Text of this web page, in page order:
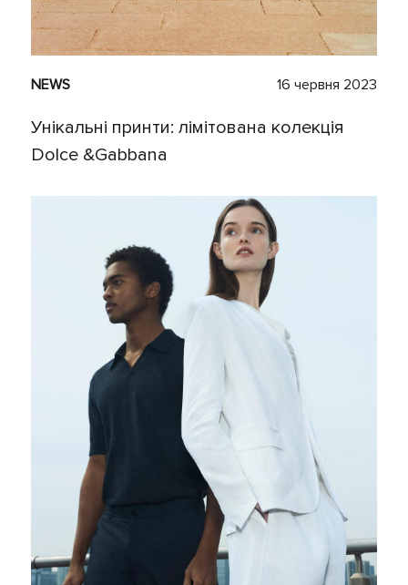
NEWS 16 червня 2023
Унікальні принти: лімітована колекція
Dolce &Gabbana